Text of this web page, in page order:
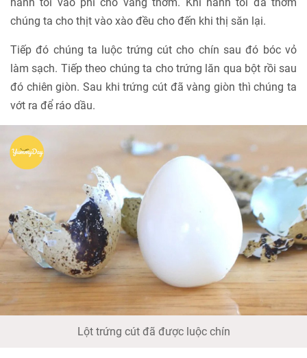
chúng ta cho thịt vào xào đều cho đến khi thị săn lại.
Tiếp đó chúng ta luộc trứng cút cho chín sau đó bóc vỏ
làm sạch. Tiếp theo chúng ta cho trứng lăn qua bột rồi sau
đó chiên giòn. Sau khi trứng cút đã vàng giòn thì chúng ta
vớt ra để ráo dầu.
Lột trứng cút đã được luộc chín